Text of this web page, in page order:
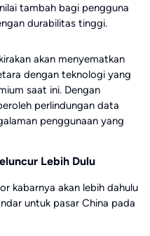
tambah bagi pengguna
durabilitas tinggi.
akan menyematkan
dengan teknologi yang
saat ini. Dengan
perlindungan data
penggunaan yang
Lebih Dulu
kabarnya akan lebih dahulu
untuk pasar China pada